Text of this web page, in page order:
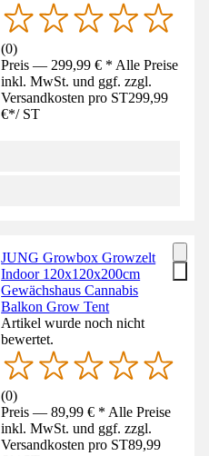
(0)
Preis — 299,99 € * Alle Preise
inkl. MwSt. und ggf. zzgl.
Versandkosten pro ST299,99
€*/ ST
JUNG Growbox Growzelt
Indoor 120x120x200cm
Gewächshaus Cannabis
Balkon Grow Tent
Artikel wurde noch nicht
bewertet.
(0)
Preis — 89,99 € * Alle Preise
inkl. MwSt. und ggf. zzgl.
Versandkosten pro ST89,99